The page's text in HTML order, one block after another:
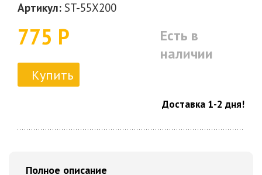
Артикул: ST-55X200
775 Р
Есть в
наличии
Купить
Доставка 1-2 дня!
Полное описание